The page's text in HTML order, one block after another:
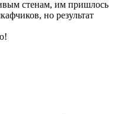
стенам, им пришлось
но результат